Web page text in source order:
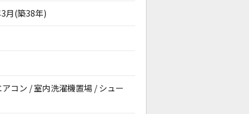
月(築38年)
コン / 室内洗濯機置場 / シュー